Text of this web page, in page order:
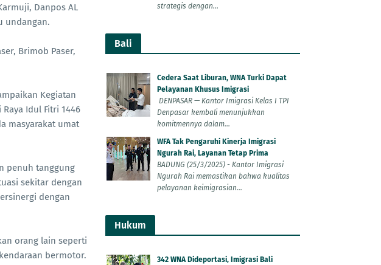
Danpos AL
undangan.
Brimob Paser,
Kegiatan
Idul Fitri 1446
masyarakat umat
penuh tanggung
sekitar dengan
dengan
orang lain seperti
bermotor.
strategis dengan...
Bali
Cedera Saat Liburan, WNA Turki Dapat
Pelayanan Khusus Imigrasi
DENPASAR — Kantor Imigrasi Kelas I TPI
Denpasar kembali menunjukkan
komitmennya dalam...
WFA Tak Pengaruhi Kinerja Imigrasi
Ngurah Rai, Layanan Tetap Prima
BADUNG (25/3/2025) - Kantor Imigrasi
Ngurah Rai memastikan bahwa kualitas
pelayanan keimigrasian...
Hukum
342 WNA Dideportasi, Imigrasi Bali